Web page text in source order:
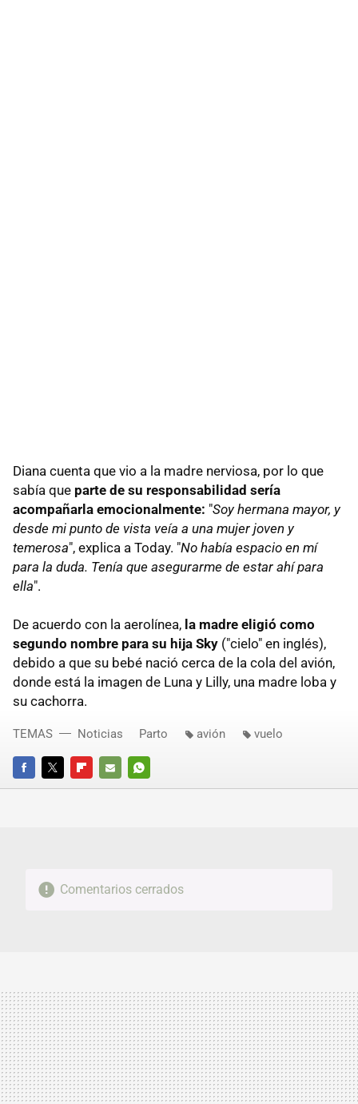
Diana cuenta que vio a la madre nerviosa, por lo que
sabía que parte de su responsabilidad sería
acompañarla emocionalmente: "Soy hermana mayor, y
desde mi punto de vista veía a una mujer joven y
temerosa", explica a Today. "No había espacio en mí
para la duda. Tenía que asegurarme de estar ahí para
ella".
De acuerdo con la aerolínea, la madre eligió como
segundo nombre para su hija Sky ("cielo" en inglés),
debido a que su bebé nació cerca de la cola del avión,
donde está la imagen de Luna y Lilly, una madre loba y
su cachorra.
FACEBOOKTWITTERFLIPBOARD
E-
WHATSAPP
TEMAS Noticias Parto avión vuelo
Comentarios cerrados